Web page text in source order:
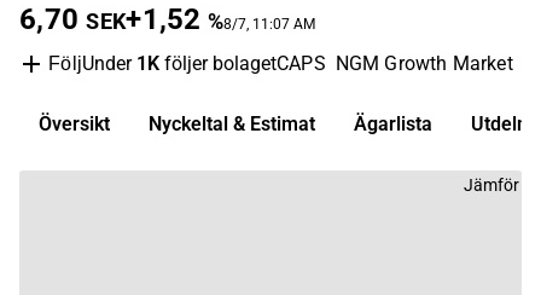
6,70 SEK+1,52 %8/7, 11:07 AM
FöljUnder 1K följer bolagetCAPS NGM Growth Market
Översikt Nyckeltal & Estimat Ägarlista
Jämför